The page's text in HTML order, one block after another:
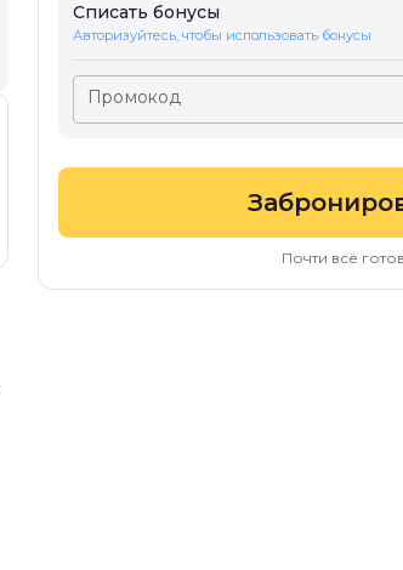
Списать бонусы
Авторизуйтесь, чтобы использовать бонусы
Промокод
Почти всё